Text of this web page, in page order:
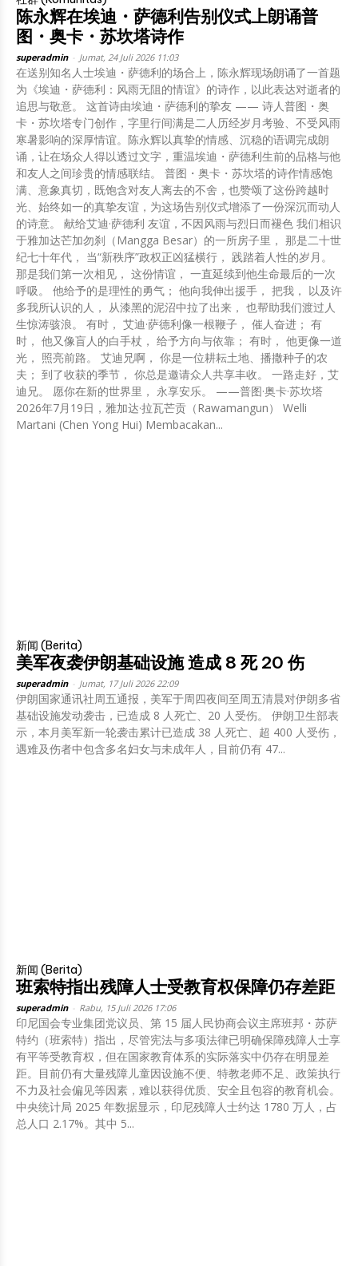
陈永辉在埃迪・萨德利告别仪式上朗诵普
图・奥卡・苏坎塔诗作
superadmin Jumat, 24 Juli 2026 11:03
在送别知名人士埃迪・萨德利的场合上，陈永辉现场朗诵了一首题
为《埃迪・萨德利：风雨无阻的情谊》的诗作，以此表达对逝者的
追思与敬意。 这首诗由埃迪・萨德利的挚友 —— 诗人普图・奥
卡・苏坎塔专门创作，字里行间满是二人历经岁月考验、不受风雨
寒暑影响的深厚情谊。陈永辉以真挚的情感、沉稳的语调完成朗
诵，让在场众人得以透过文字，重温埃迪・萨德利生前的品格与他
和友人之间珍贵的情感联结。 普图・奥卡・苏坎塔的诗作情感饱
满、意象真切，既饱含对友人离去的不舍，也赞颂了这份跨越时
光、始终如一的真挚友谊，为这场告别仪式增添了一份深沉而动人
的诗意。 献给艾迪·萨德利 友谊，不因风雨与烈日而褪色 我们相识
于雅加达芒加勿刹（Mangga Besar）的一所房子里， 那是二十世
纪七十年代， 当“新秩序”政权正凶猛横行， 践踏着人性的岁月。
那是我们第一次相见， 这份情谊， 一直延续到他生命最后的一次
呼吸。 他给予的是理性的勇气； 他向我伸出援手， 把我， 以及许
多我所认识的人， 从漆黑的泥沼中拉了出来， 也帮助我们渡过人
生惊涛骇浪。 有时， 艾迪·萨德利像一根鞭子， 催人奋进； 有
时， 他又像盲人的白手杖， 给予方向与依靠； 有时， 他更像一道
光， 照亮前路。 艾迪兄啊， 你是一位耕耘土地、播撒种子的农
夫； 到了收获的季节， 你总是邀请众人共享丰收。 一路走好，艾
迪兄。 愿你在新的世界里， 永享安乐。 ——普图·奥卡·苏坎塔
2026年7月19日，雅加达·拉瓦芒贡（Rawamangun） Welli
Martani (Chen Yong Hui) Membacakan...
新闻 (Berita)
美军夜袭伊朗基础设施 造成 8 死 20 伤
superadmin Jumat, 17 Juli 2026 22:09
伊朗国家通讯社周五通报，美军于周四夜间至周五清晨对伊朗多省
基础设施发动袭击，已造成 8 人死亡、20 人受伤。 伊朗卫生部表
示，本月美军新一轮袭击累计已造成 38 人死亡、超 400 人受伤，
遇难及伤者中包含多名妇女与未成年人，目前仍有 47...
新闻 (Berita)
班索特指出残障人士受教育权保障仍存差距
superadmin Rabu, 15 Juli 2026 17:06
印尼国会专业集团党议员、第 15 届人民协商会议主席班邦・苏萨
特约（班索特）指出，尽管宪法与多项法律已明确保障残障人士享
有平等受教育权，但在国家教育体系的实际落实中仍存在明显差
距。目前仍有大量残障儿童因设施不便、特教老师不足、政策执行
不力及社会偏见等因素，难以获得优质、安全且包容的教育机会。
中央统计局 2025 年数据显示，印尼残障人士约达 1780 万人，占
总人口 2.17%。其中 5...